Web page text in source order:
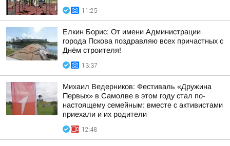
11:25
Елкин Борис: От имени Администрации
города Пскова поздравляю всех причастных с
Днём строителя!
13:37
Михаил Ведерников: Фестиваль «Дружина
Первых» в Самолве в этом году стал по-
настоящему семейным: вместе с активистами
приехали и их родители
12:48